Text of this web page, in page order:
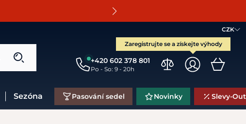
CZK
Zaregistrujte se a získejte výhody
+420 602 378 801
Po - So: 9 - 20h
Sezóna Pasování sedel Novinky Slevy-